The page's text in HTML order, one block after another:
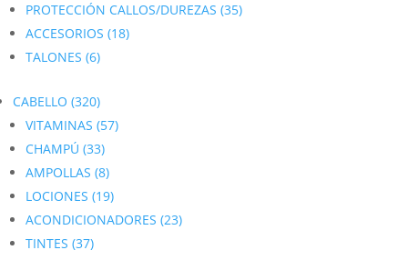
PROTECCIÓN CALLOS/DUREZAS (35)
ACCESORIOS (18)
TALONES (6)
CABELLO (320)
VITAMINAS (57)
CHAMPÚ (33)
AMPOLLAS (8)
LOCIONES (19)
ACONDICIONADORES (23)
TINTES (37)